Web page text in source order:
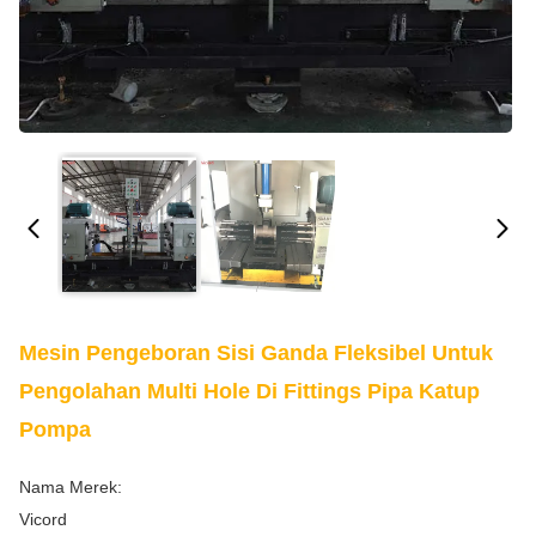
Mesin Pengeboran Sisi Ganda Fleksibel Untuk
Pengolahan Multi Hole Di Fittings Pipa Katup
Pompa
Nama Merek:
Vicord